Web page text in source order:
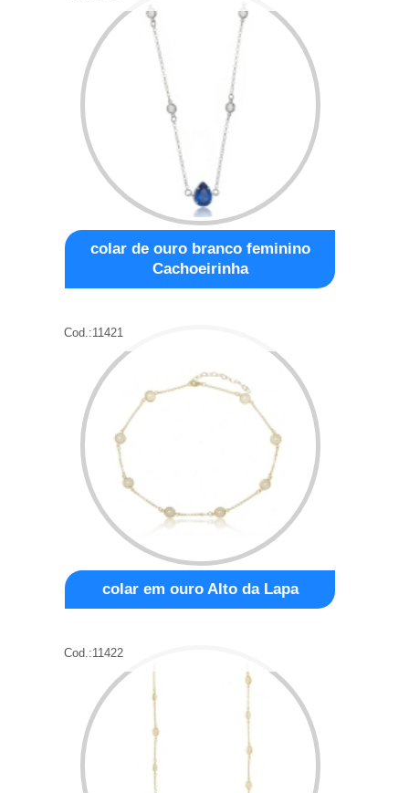
colar de ouro branco feminino
Cachoeirinha
Cod.:11421
colar em ouro Alto da Lapa
Cod.:11422